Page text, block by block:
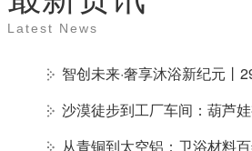
Latest News
智创未来·奢享沐浴新纪元丨
沙漠徒步到工厂车间：葫芦
从青铜到太空铝：卫浴材